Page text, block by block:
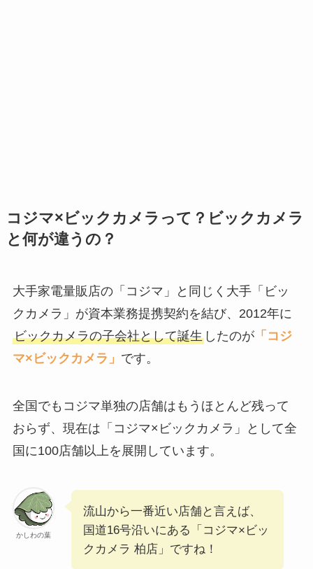
コジマ×ビックカメラって？ビックカメラ
と何が違うの？
大手家電量販店の「コジマ」と同じく大手「ビッ
クカメラ」が資本業務提携契約を結び、2012年に
ビックカメラの子会社として誕生したのが「コジ
マ×ビックカメラ」 です。
全国でもコジマ単独の店舗はもうほとんど残って
おらず、現在は「コジマ×ビックカメラ」として全
国に100店舗以上を展開しています。
かしわの葉
流山から一番近い店舗と言えば、
国道16号沿いにある「コジマ×ビッ
クカメラ 柏店」ですね！